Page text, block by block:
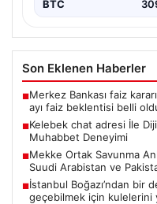
BTC
Son Eklenen Haberler
■Merkez Bankası faiz
ayı faiz beklentisi belli
■Kelebek chat adresi İle
Muhabbet Deneyimi
■Mekke Ortak Savunma
Suudi Arabistan ve
■İstanbul Boğazı’ndan bir
geçebilmek için kulelerini